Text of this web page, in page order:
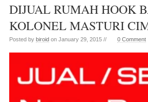
DIJUAL RUMAH HOOK
KOLONEL MASTURI
Posted by biroidon January 29, 2015 // 0 Comment